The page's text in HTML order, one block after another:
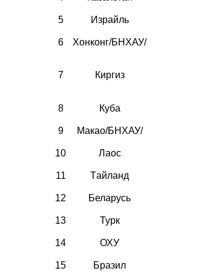
5 Израйль
6 Хонконг/БНХАУ/
7 Киргиз
8 Куба
9 Макао/БНХАУ/
10 Лаос
11 Tайланд
12 Беларусь
13 Турк
14 ОХУ
15 Бразил